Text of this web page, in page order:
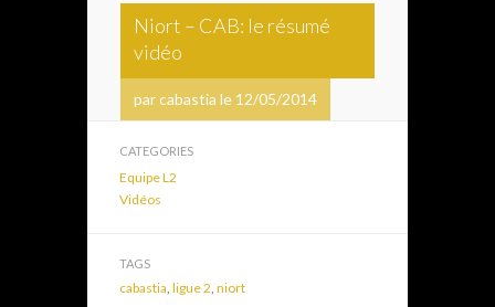
Niort – CAB: le résumé
vidéo
par cabastia le 12/05/2014
CATEGORIES
Equipe L2
Vidéos
TAGS
cabastia ligue 2 niort